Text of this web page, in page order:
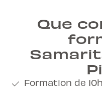
Que
Formation de